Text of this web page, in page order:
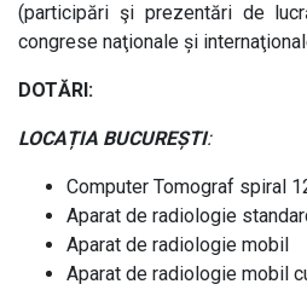
(participări şi prezentări de
congrese naţionale și
DOTĂRI:
LOCAȚIA BUCUREȘTI:
Computer Tomograf spiral
Aparat de radiologie
Aparat de radiologie mobil
Aparat de radiologie mobil